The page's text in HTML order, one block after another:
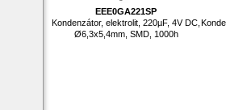
EEE0GA221SP
Kondenzátor, elektrolit, 220µF, 4V DC,
Ø6,3x5,4mm, SMD, 1000h